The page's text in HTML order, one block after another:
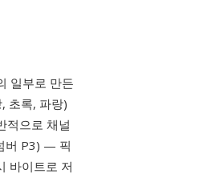
일부로 만든
초록, 파랑)
적으로 채널
버 P3) — 픽
바이트로 저